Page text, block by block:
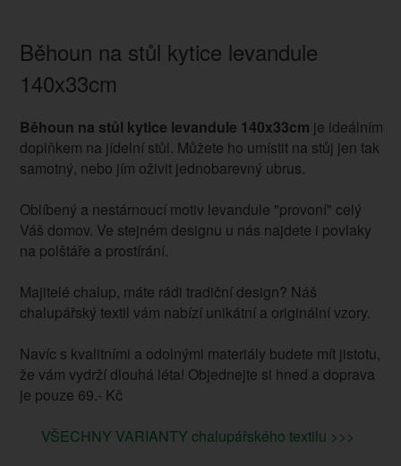
Běhoun na stůl kytice levandule
140x33cm
Běhoun na stůl kytice levandule 140x33cm je ideálním
doplňkem na jídelní stůl. Můžete ho umístit na stůj jen tak
samotný, nebo jím oživit jednobarevný ubrus.
Oblíbený a nestárnoucí motiv levandule "provoní" celý
Váš domov. Ve stejném designu u nás najdete i povlaky
na polštáře a prostírání.
Majitelé chalup, máte rádi tradiční design? Náš
chalupářský textil vám nabízí unikátní a originální vzory.
Navíc s kvalitními a odolnými materiály budete mít jistotu,
že vám vydrží dlouhá léta! Objednejte si hned a doprava
je pouze 69.- Kč
VŠECHNY VARIANTY chalupářského textilu >>>